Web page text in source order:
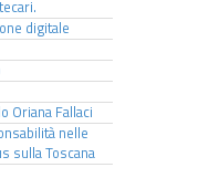
digitale
Oriana Fallaci
nelle
sulla Toscana